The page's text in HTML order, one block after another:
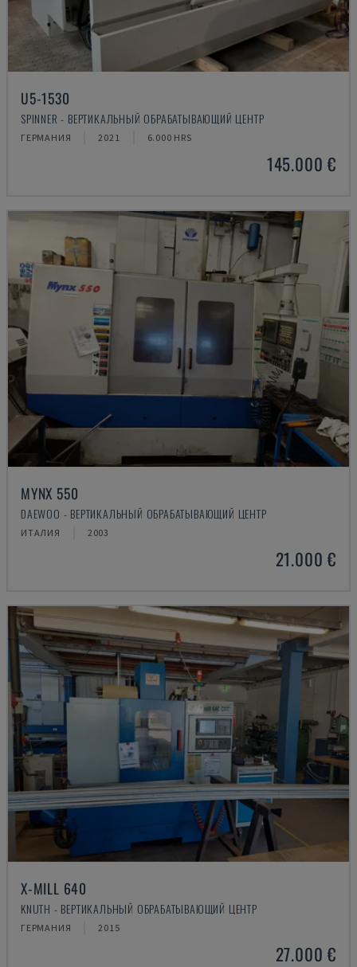
U5-1530
SPINNER - ВЕРТИКАЛЬНЫЙ ОБРАБАТЫВАЮЩИЙ ЦЕНТР
ГЕРМАНИЯ 2021 6.000 HRS
145.000 €
MYNX 550
DAEWOO - ВЕРТИКАЛЬНЫЙ ОБРАБАТЫВАЮЩИЙ ЦЕНТР
ИТАЛИЯ 2003
21.000 €
X-MILL 640
KNUTH - ВЕРТИКАЛЬНЫЙ ОБРАБАТЫВАЮЩИЙ ЦЕНТР
ГЕРМАНИЯ 2015
27.000 €